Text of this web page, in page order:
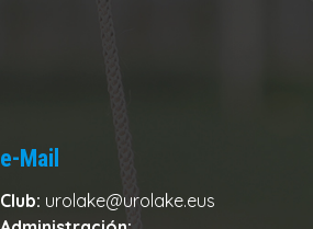
e-Mail
Club: urolake@urolake.eus